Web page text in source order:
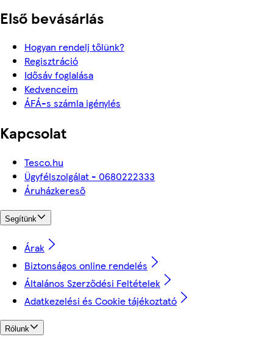
Első bevásárlás
Hogyan rendelj tőlünk?
Regisztráció
Idősáv foglalása
Kedvenceim
ÁFÁ-s számla igénylés
Kapcsolat
Tesco.hu
Ügyfélszolgálat - 0680222333
Áruházkereső
Segítünk
Árak
Biztonságos online rendelés
Általános Szerződési Feltételek
Adatkezelési és Cookie tájékoztató
Rólunk